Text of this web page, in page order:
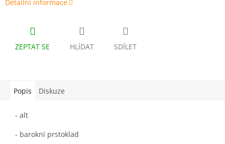
Detailní informace
ZEPTAT SE HLÍDAT SDÍLET
Popis Diskuze
- alt
- barokní prstoklad